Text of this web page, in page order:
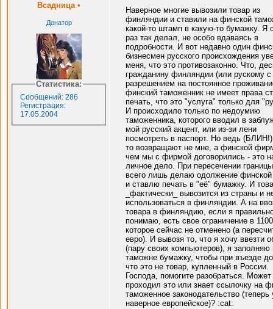
Всадница •
Донатор
Статистика:
Сообщений: 286
Регистрация:
17.05.2004
Наверное многие вывозили товар из
финляндии и ставили на финской
какой-то штамп в какую-то бумажку. Я
раз так делал, не особо вдаваясь в
подробности. И вот недавно один
бизнесмен русского происхождения
меня, что это противозаконно. Что,
гражданину финляндии (или рускому с
разрешением на постоянное
финский таможенник не имеет права
печать, что это "услуга" только для
И происходило только по недоумию
таможенника, которого вводил в
мой русский акцент, или из-зи лени
посмотреть в паспорт. Но ведь (БЛИН!)
то возвращают не мне, а финской
чем мы с фирмой договорились - это
личное дело. При пересечении
всего лишь делаю одолжение
и ставлю печать в "её" бумажку. И
_фактически_ вывозится из страны и
использоваться в финляндии. А на
товара в финляндию, если я
понимаю, есть свое ограничение в
которое сейчас не отменено (а
евро). И вывозя то, что я хочу ввезти
(пару своих компьютеров), я заполняю
таможне бумажку, чтобы при въезде
что это не товар, купленный в России.
Господа, помогите разобраться. Может
проходил это или знает ссылочку на
таможенное законодательство (теперь
наверное европейское)? :cat: